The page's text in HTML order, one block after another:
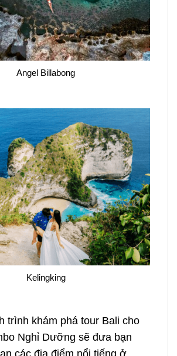
Angel Billabong
Kelingking
trình khám phá tour Bali cho
Nghỉ Dưỡng sẽ đưa bạn